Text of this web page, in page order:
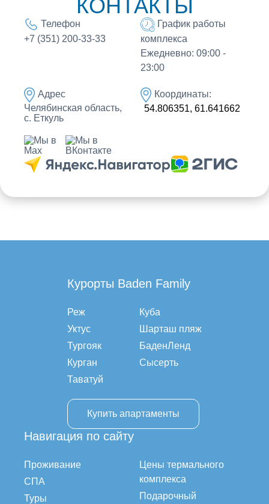
КОНТАКТЫ
Телефон
+7 (351) 200-33-33
График работы
комплекса
Ежедневно: 09:00 -
23:00
Адрес
Челябинская область,
с. Еткуль
Координаты:
54.806351, 61.641662
Курорты Baden Family
Реж
Уктус
Тургояк
Курган
Таватуй
Куба
Шарташ пляж
БаденЛенд
Сысерть
Купить апартаменты
Навигация по сайту
Проживание
СПА
Туры
Цены термального
комплекса
Подарочный